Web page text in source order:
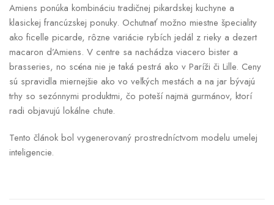
Amiens ponúka kombináciu tradičnej pikardskej kuchyne a
klasickej francúzskej ponuky. Ochutnať možno miestne špeciality
ako ficelle picarde, rôzne variácie rybích jedál z rieky a dezert
macaron d’Amiens. V centre sa nachádza viacero bister a
brasseries, no scéna nie je taká pestrá ako v Paríži či Lille. Ceny
sú spravidla miernejšie ako vo veľkých mestách a na jar bývajú
trhy so sezónnymi produktmi, čo poteší najmä gurmánov, ktorí
radi objavujú lokálne chute.
Tento článok bol vygenerovaný prostredníctvom modelu umelej
inteligencie.